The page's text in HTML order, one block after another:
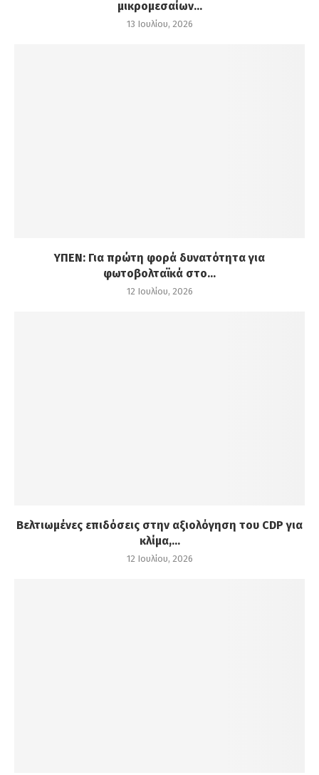
μικρομεσαίων...
13 Ιουλίου, 2026
ΥΠΕΝ: Για πρώτη φορά δυνατότητα για
φωτοβολταϊκά στο...
12 Ιουλίου, 2026
Βελτιωμένες επιδόσεις στην αξιολόγηση του CDP για
κλίμα,...
12 Ιουλίου, 2026